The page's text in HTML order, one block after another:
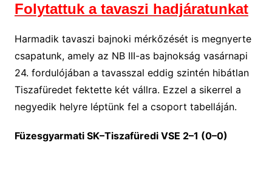
Folytattuk a tavaszi hadjáratunkat
Harmadik tavaszi bajnoki mérkőzését is megnyerte
csapatunk, amely az NB III-as bajnokság vasárnapi
24. fordulójában a tavasszal eddig szintén hibátlan
Tiszafüredet fektette két vállra. Ezzel a sikerrel a
negyedik helyre léptünk fel a csoport tabelláján.
Füzesgyarmati SK–Tiszafüredi VSE 2–1 (0–0)